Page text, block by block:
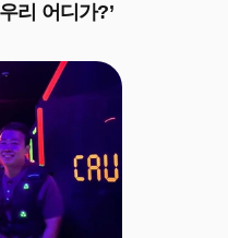
리 어디가?’